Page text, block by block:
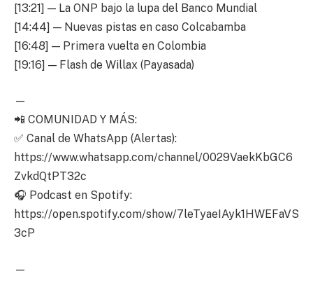
[13:21] — La ONP bajo la lupa del Banco Mundial
[14:44] — Nuevas pistas en caso Colcabamba
[16:48] — Primera vuelta en Colombia
[19:16] — Flash de Willax (Payasada)
—
📲 COMUNIDAD Y MÁS:
✅ Canal de WhatsApp (Alertas):
https://www.whatsapp.com/channel/0029VaekKbGC6
ZvkdQtPT32c
🎧 Podcast en Spotify:
https://open.spotify.com/show/7leTyaeIAyk1HWEFaVS
3cP
—